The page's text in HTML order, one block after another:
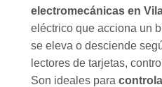
electromecánicas en
eléctrico que acciona un
se eleva o desciende
lectores de tarjetas,
Son ideales para